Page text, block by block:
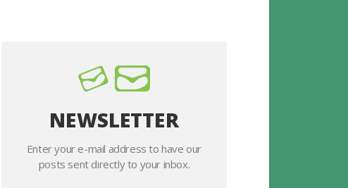
NEWSLETTER
Enter your e-mail address to have our
posts sent directly to your inbox.